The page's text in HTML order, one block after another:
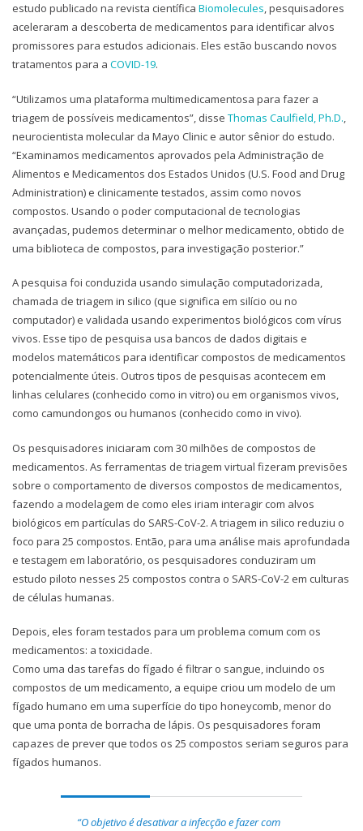
estudo publicado na revista científica Biomolecules, pesquisadores
aceleraram a descoberta de medicamentos para identificar alvos
promissores para estudos adicionais. Eles estão buscando novos
tratamentos para a COVID-19.
“Utilizamos uma plataforma multimedicamentosa para fazer a
triagem de possíveis medicamentos”, disse Thomas Caulfield, Ph.D.,
neurocientista molecular da Mayo Clinic e autor sênior do estudo.
“Examinamos medicamentos aprovados pela Administração de
Alimentos e Medicamentos dos Estados Unidos (U.S. Food and Drug
Administration) e clinicamente testados, assim como novos
compostos. Usando o poder computacional de tecnologias
avançadas, pudemos determinar o melhor medicamento, obtido de
uma biblioteca de compostos, para investigação posterior.”
A pesquisa foi conduzida usando simulação computadorizada,
chamada de triagem in silico (que significa em silício ou no
computador) e validada usando experimentos biológicos com vírus
vivos. Esse tipo de pesquisa usa bancos de dados digitais e
modelos matemáticos para identificar compostos de medicamentos
potencialmente úteis. Outros tipos de pesquisas acontecem em
linhas celulares (conhecido como in vitro) ou em organismos vivos,
como camundongos ou humanos (conhecido como in vivo).
Os pesquisadores iniciaram com 30 milhões de compostos de
medicamentos. As ferramentas de triagem virtual fizeram previsões
sobre o comportamento de diversos compostos de medicamentos,
fazendo a modelagem de como eles iriam interagir com alvos
biológicos em partículas do SARS-CoV-2. A triagem in silico reduziu o
foco para 25 compostos. Então, para uma análise mais aprofundada
e testagem em laboratório, os pesquisadores conduziram um
estudo piloto nesses 25 compostos contra o SARS-CoV-2 em culturas
de células humanas.
Depois, eles foram testados para um problema comum com os
medicamentos: a toxicidade.
Como uma das tarefas do fígado é filtrar o sangue, incluindo os
compostos de um medicamento, a equipe criou um modelo de um
fígado humano em uma superfície do tipo honeycomb, menor do
que uma ponta de borracha de lápis. Os pesquisadores foram
capazes de prever que todos os 25 compostos seriam seguros para
fígados humanos.
“O objetivo é desativar a infecção e fazer com